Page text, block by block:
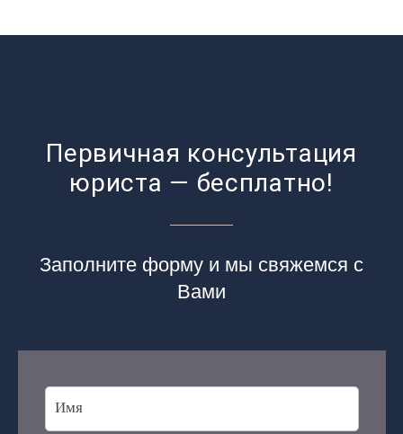
Первичная консультация
юриста — бесплатно!
Заполните форму и мы свяжемся с
Вами